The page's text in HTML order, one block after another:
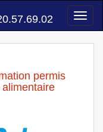
permis